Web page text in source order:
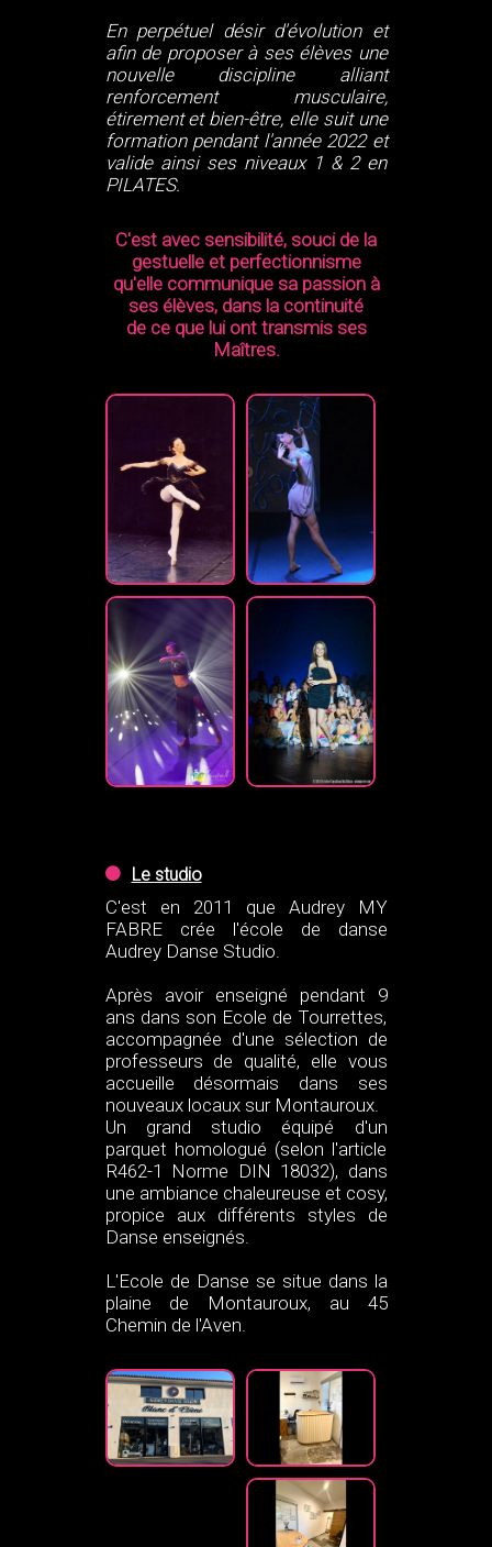
En perpétuel désir d'évolution et
afin de proposer à ses élèves une
nouvelle discipline alliant
renforcement musculaire,
étirement et bien-être, elle suit une
formation pendant l'année 2022 et
valide ainsi ses niveaux 1 & 2 en
PILATES.
C'est avec sensibilité, souci de la
gestuelle et perfectionnisme
qu'elle communique sa passion à
ses élèves, dans la continuité
de ce que lui ont transmis ses
Maîtres.
Le studio
C'est en 2011 que Audrey MY
FABRE crée l'école de danse
Audrey Danse Studio.
Après avoir enseigné pendant 9
ans dans son Ecole de Tourrettes,
accompagnée d'une sélection de
professeurs de qualité, elle vous
accueille désormais dans ses
nouveaux locaux sur Montauroux.
Un grand studio équipé d'un
parquet homologué (selon l'article
R462-1 Norme DIN 18032), dans
une ambiance chaleureuse et cosy,
propice aux différents styles de
Danse enseignés.
L'Ecole de Danse se situe dans la
plaine de Montauroux, au 45
Chemin de l'Aven.